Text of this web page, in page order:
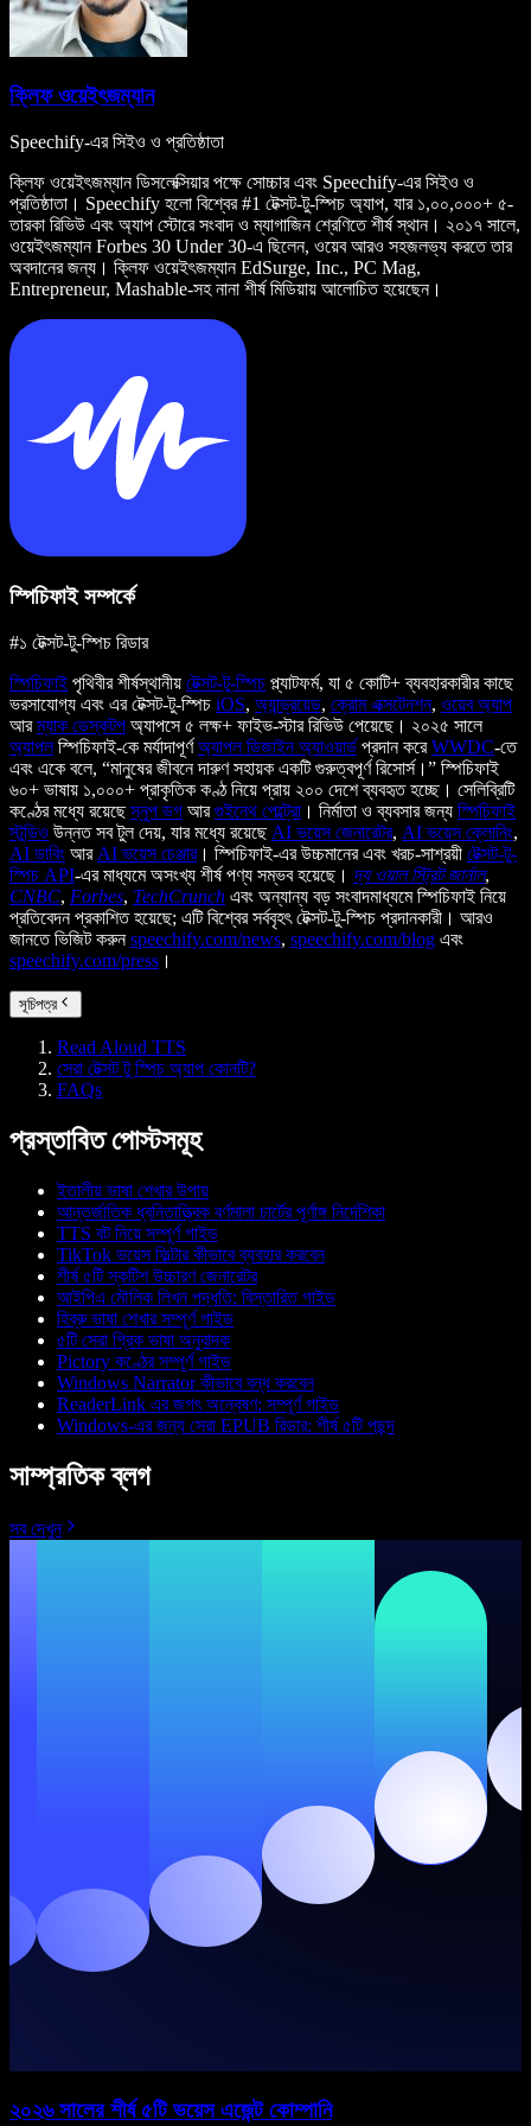
ক্লিফ ওয়েইৎজম্যান
Speechify-এর সিইও ও প্রতিষ্ঠাতা
ক্লিফ ওয়েইৎজম্যান ডিসলেক্সিয়ার পক্ষে সোচ্চার এবং Speechify-এর সিইও ও
প্রতিষ্ঠাতা। Speechify হলো বিশ্বের #1 টেক্সট-টু-স্পিচ অ্যাপ, যার ১,০০,০০০+ ৫-
তারকা রিভিউ এবং অ্যাপ স্টোরে সংবাদ ও ম্যাগাজিন শ্রেণিতে শীর্ষ স্থান। ২০১৭ সালে,
ওয়েইৎজম্যান Forbes 30 Under 30-এ ছিলেন, ওয়েব আরও সহজলভ্য করতে তার
অবদানের জন্য। ক্লিফ ওয়েইৎজম্যান EdSurge, Inc., PC Mag,
Entrepreneur, Mashable-সহ নানা শীর্ষ মিডিয়ায় আলোচিত হয়েছেন।
স্পিচিফাই সম্পর্কে
#১ টেক্সট-টু-স্পিচ রিডার
স্পিচিফাই পৃথিবীর শীর্ষস্থানীয় টেক্সট-টু-স্পিচ প্ল্যাটফর্ম, যা ৫ কোটি+ ব্যবহারকারীর কাছে
ভরসাযোগ্য এবং এর টেক্সট-টু-স্পিচ iOS, অ্যান্ড্রয়েড, ক্রোম এক্সটেনশন, ওয়েব অ্যাপ
আরম্যাক ডেস্কটপ অ্যাপসে ৫ লক্ষ+ ফাইভ-স্টার রিভিউ পেয়েছে। ২০২৫ সালে
অ্যাপলস্পিচিফাই-কে মর্যাদাপূর্ণঅ্যাপল ডিজাইন অ্যাওয়ার্ড প্রদান করেWWDC-তে
এবং একে বলে, “মানুষের জীবনে দারুণ সহায়ক একটি গুরুত্বপূর্ণ রিসোর্স।” স্পিচিফাই
৬০+ ভাষায় ১,০০০+ প্রাকৃতিক কণ্ঠ নিয়ে প্রায় ২০০ দেশে ব্যবহৃত হচ্ছে। সেলিব্রিটি
কণ্ঠের মধ্যে রয়েছেস্নুপ ডগ আরগুইনেথ পেল্ট্রো । নির্মাতা ও ব্যবসার জন্য স্পিচিফাই
স্টুডিও উন্নত সব টুল দেয়, যার মধ্যে রয়েছে AI ভয়েস জেনারেটর, AI ভয়েস ক্লোনিং,
AI ডাবিং আর AI ভয়েস চেঞ্জার। স্পিচিফাই-এর উচ্চমানের এবং খরচ-সাশ্রয়ী টেক্সট-টু-
স্পিচ API-এর মাধ্যমে অসংখ্য শীর্ষ পণ্য সম্ভব হয়েছে। দ্য ওয়াল স্ট্রিট জার্নাল,
CNBC, Forbes, TechCrunch এবং অন্যান্য বড় সংবাদমাধ্যমে স্পিচিফাই নিয়ে
প্রতিবেদন প্রকাশিত হয়েছে; এটি বিশ্বের সর্ববৃহৎ টেক্সট-টু-স্পিচ প্রদানকারী। আরও
জানতে ভিজিট করুনspeechify.com/news, speechify.com/blog এবং
speechify.com/press ।
সূচিপত্র
Read Aloud TTS
সেরা টেক্সট টু স্পিচ অ্যাপ কোনটি?
FAQs
প্রস্তাবিত পোস্টসমূহ
ইতালীয় ভাষা শেখার উপায়
আন্তর্জাতিক ধ্বনিতাত্ত্বিক বর্ণমালা চার্টের পূর্ণাঙ্গ নির্দেশিকা
TTS বট নিয়ে সম্পূর্ণ গাইড
TikTok ভয়েস ফিল্টার কীভাবে ব্যবহার করবেন
শীর্ষ ৫টি স্কটিশ উচ্চারণ জেনারেটর
আইপিএ মৌলিক লিখন পদ্ধতি: বিস্তারিত গাইড
হিব্রু ভাষা শেখার সম্পূর্ণ গাইড
৫টি সেরা গ্রিক ভাষা অনুবাদক
Pictory কণ্ঠের সম্পূর্ণ গাইড
Windows Narrator কীভাবে বন্ধ করবেন
ReaderLink এর জগৎ অন্বেষণ: সম্পূর্ণ গাইড
Windows-এর জন্য সেরা EPUB রিডার: শীর্ষ ৫টি পছন্দ
সাম্প্রতিক ব্লগ
সব দেখুন
২০২৬ সালের শীর্ষ ৫টি ভয়েস এজেন্ট কোম্পানি